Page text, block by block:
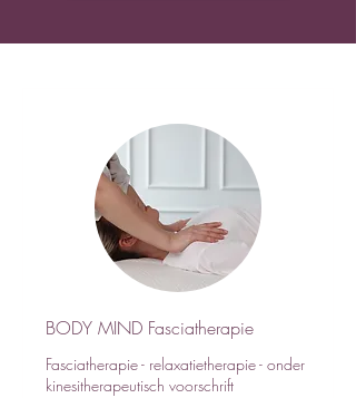
BODY MIND Fasciatherapie
Fasciatherapie - relaxatietherapie - onder
kinesitherapeutisch voorschrift